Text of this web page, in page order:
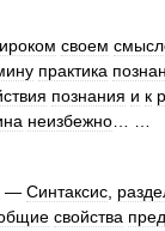
своем
практика
познания и к
неизбежно
— Синтаксис
свойства